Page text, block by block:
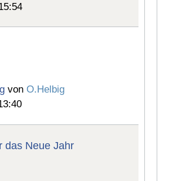
vonO.Helbig
das Neue Jahr